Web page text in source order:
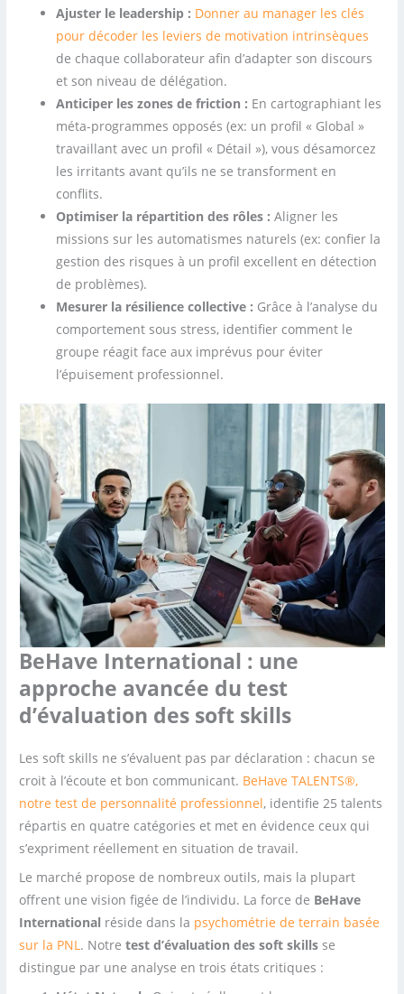
Ajuster le leadership : Donner au manager les clés
pour décoder les leviers de motivation intrinsèques
de chaque collaborateur afin d’adapter son discours
et son niveau de délégation.
Anticiper les zones de friction : En cartographiant les
méta-programmes opposés (ex: un profil « Global »
travaillant avec un profil « Détail »), vous désamorcez
les irritants avant qu’ils ne se transforment en
conflits.
Optimiser la répartition des rôles : Aligner les
missions sur les automatismes naturels (ex: confier la
gestion des risques à un profil excellent en détection
de problèmes).
Mesurer la résilience collective : Grâce à l’analyse du
comportement sous stress, identifier comment le
groupe réagit face aux imprévus pour éviter
l’épuisement professionnel.
BeHave International : une
approche avancée du test
d’évaluation des soft skills
Les soft skills ne s’évaluent pas par déclaration : chacun se
croit à l’écoute et bon communicant. BeHave TALENTS®,
notre test de personnalité professionnel, identifie 25 talents
répartis en quatre catégories et met en évidence ceux qui
s’expriment réellement en situation de travail.
Le marché propose de nombreux outils, mais la plupart
offrent une vision figée de l’individu. La force de BeHave
International réside dans la psychométrie de terrain basée
sur la PNL. Notretest d’évaluation des soft skills se
distingue par une analyse en trois états critiques :